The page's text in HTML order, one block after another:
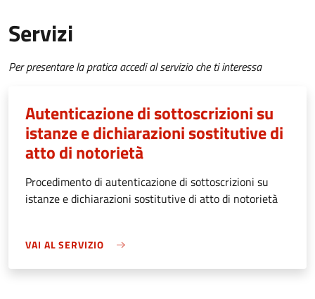
Servizi
Per presentare la pratica accedi al servizio che ti interessa
Autenticazione di sottoscrizioni su
istanze e dichiarazioni sostitutive di
atto di notorietà
Procedimento di autenticazione di sottoscrizioni su
istanze e dichiarazioni sostitutive di atto di notorietà
VAI AL SERVIZIO